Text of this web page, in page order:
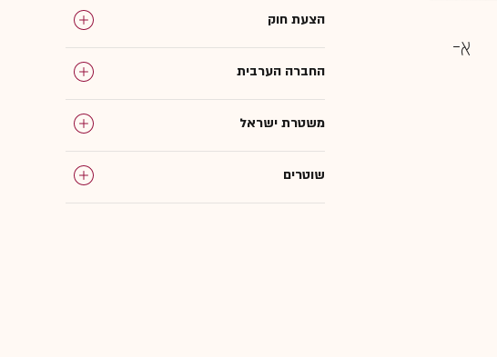
הצעת חוק
החברה הערבית
משטרת ישראל
שוטרים